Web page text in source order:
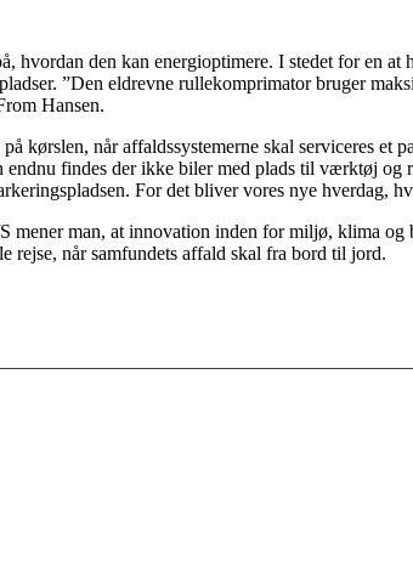
hvordan den kan energioptimere. I stedet for en
”Den eldrevne rullekomprimator bruger
Hansen.
kørslen, når affaldssystemerne skal serviceres et
endnu findes der ikke biler med plads til værktøj
For det bliver vores nye
mener man, at innovation inden for miljø, klima
rejse, når samfundets affald skal fra bord til jord.